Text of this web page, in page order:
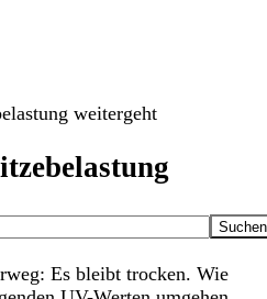
weitergeht
Es bleibt trocken. Wie